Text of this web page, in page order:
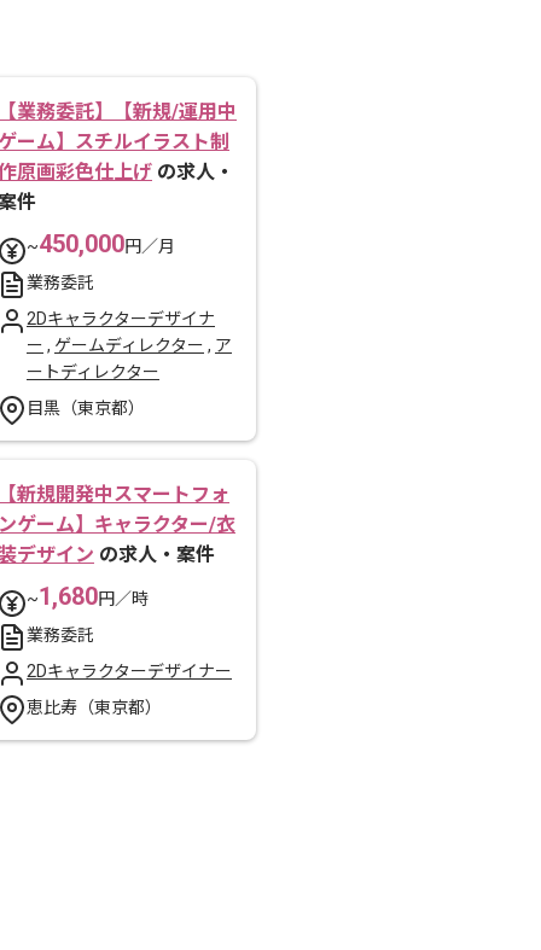
【業務委託】【新規/運用中
ゲーム】スチルイラスト制
原画彩色仕上げ の求人・
件
~450,000円／月
業務委託
2Dキャラクターデザイナ
ー , ゲームディレクター , ア
ートディレクター
目黒（東京都）
【新規開発中スマートフォ
ンゲーム】キャラクター/衣
デザイン の求人・案件
~1,680円／時
業務委託
2Dキャラクターデザイナー
恵比寿（東京都）